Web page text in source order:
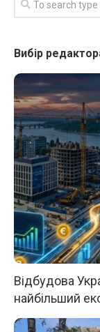
Вибір
Відбудова
найбільший